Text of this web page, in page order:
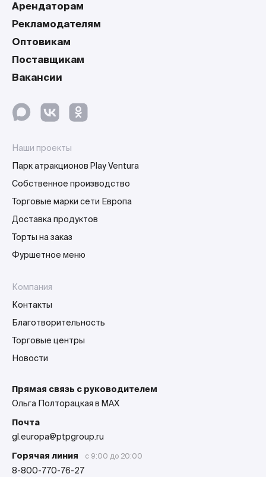
Арендаторам
Рекламодателям
Оптовикам
Поставщикам
Вакансии
Наши проекты
Парк атракционов Play Ventura
Собственное производство
Торговые марки сети Европа
Доставка продуктов
Торты на заказ
Фуршетное меню
Компания
Контакты
Благотворительность
Торговые центры
Новости
Прямая связь с руководителем
Ольга Полторацкая в MAX
Почта
gl.europa@ptpgroup.ru
Горячая линия
с 9:00 до 20:00
8-800-770-76-27